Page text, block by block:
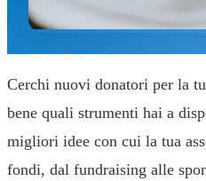
Cerchi nuovi donatori per la
bene quali strumenti hai a
migliori idee con cui la tua
fondi, dal fundraising alle